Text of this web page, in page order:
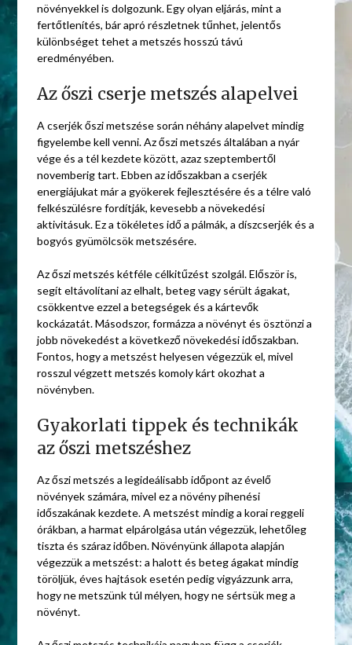
növényekkel is dolgozunk. Egy olyan eljárás, mint a
fertőtlenítés, bár apró részletnek tűnhet, jelentős
különbséget tehet a metszés hosszú távú
eredményében.
Az őszi cserje metszés alapelvei
A cserjék őszi metszése során néhány alapelvet mindig
figyelembe kell venni. Az őszi metszés általában a nyár
vége és a tél kezdete között, azaz szeptembertől
novemberig tart. Ebben az időszakban a cserjék
energiájukat már a gyökerek fejlesztésére és a télre való
felkészülésre fordítják, kevesebb a növekedési
aktivitásuk. Ez a tökéletes idő a pálmák, a díszcserjék és a
bogyós gyümölcsök metszésére.
Az őszi metszés kétféle célkitűzést szolgál. Először is,
segít eltávolítani az elhalt, beteg vagy sérült ágakat,
csökkentve ezzel a betegségek és a kártevők
kockázatát. Másodszor, formázza a növényt és ösztönzi a
jobb növekedést a következő növekedési időszakban.
Fontos, hogy a metszést helyesen végezzük el, mivel
rosszul végzett metszés komoly kárt okozhat a
növényben.
Gyakorlati tippek és technikák
az őszi metszéshez
Az őszi metszés a legideálisabb időpont az évelő
növények számára, mivel ez a növény pihenési
időszakának kezdete. A metszést mindig a korai reggeli
órákban, a harmat elpárolgása után végezzük, lehetőleg
tiszta és száraz időben. Növényünk állapota alapján
végezzük a metszést: a halott és beteg ágakat mindig
töröljük, éves hajtások esetén pedig vigyázzunk arra,
hogy ne metszünk túl mélyen, hogy ne sértsük meg a
növényt.